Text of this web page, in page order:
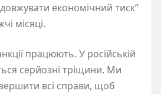
економічний тиск”
місяці.
працюють. У російській
серйозні тріщини. Ми
всі справи, щоб